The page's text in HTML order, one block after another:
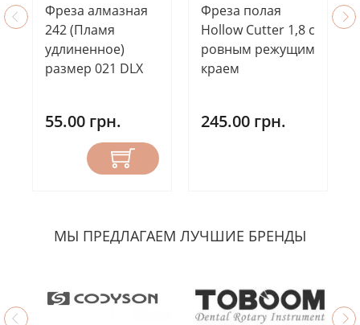
Фреза алмазная
242 (Пламя
удлиненное)
размер 021 DLX
55.00 грн.
Фреза полая
Hollow Cutter 1,8 с
ровным режущим
краем
245.00 грн.
МЫ ПРЕДЛАГАЕМ ЛУЧШИЕ БРЕНДЫ